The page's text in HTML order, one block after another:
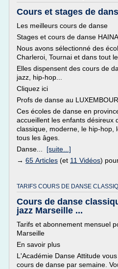
Cours et stages de
Les meilleurs cours de danse
Stages et cours de danse
Nous avons sélectionné des
Charleroi, Tournai et dans tout
Elles dispensent des cours de
jazz, hip-hop...
Cliquez ici
Profs de danse au
Ces écoles de danse en
accueillent les enfants désireux
classique, moderne, le hip-hop,
tous les âges.
Danse... [suite...]
→ 65 Articles (et 11 Vidéos)
TARIFS COURS DE DANSE
Cours de danse
jazz Marseille ...
Tarifs et abonnement mensuel
Marseille
En savoir plus
L'Académie Danse Attitude
cours de danse par semaine.